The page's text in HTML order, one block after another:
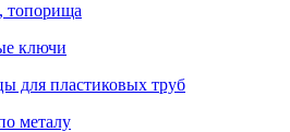
топорища
ключи
для пластиковых труб
металу